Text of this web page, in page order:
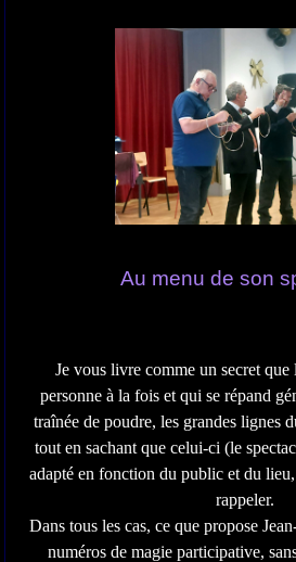
Au menu de son
Je vous livre comme un secret que
personne à la fois et qui se répand
traînée de poudre, les grandes lignes du spectacle de Jean-Luc
tout en sachant que celui-ci (le
adapté en fonction du public et du
rappeler.
Dans tous les cas, ce que propose
numéros de magie participative,